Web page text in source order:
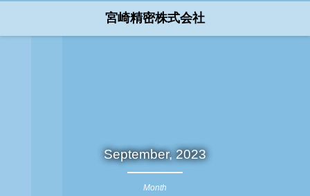
宮崎精密株式会社
September, 2023
Month